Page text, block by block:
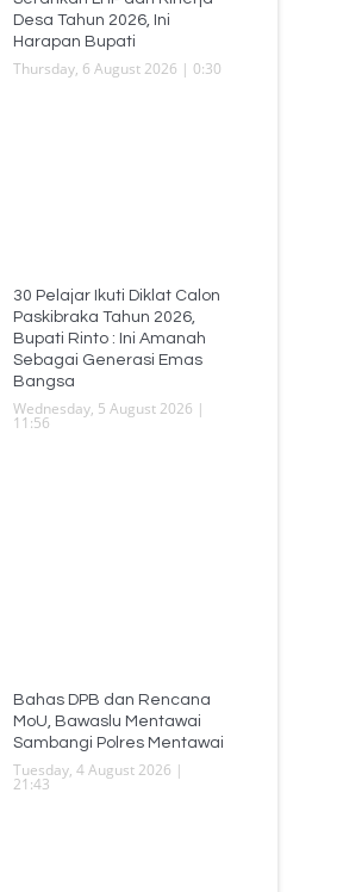
Desa Tahun 2026, Ini
Harapan Bupati
Thursday, 6 August 2026 | 0:30
30 Pelajar Ikuti Diklat Calon
Paskibraka Tahun 2026,
Bupati Rinto : Ini Amanah
Sebagai Generasi Emas
Bangsa
Wednesday, 5 August 2026 |
11:56
Bahas DPB dan Rencana
MoU, Bawaslu Mentawai
Sambangi Polres Mentawai
Tuesday, 4 August 2026 |
21:43